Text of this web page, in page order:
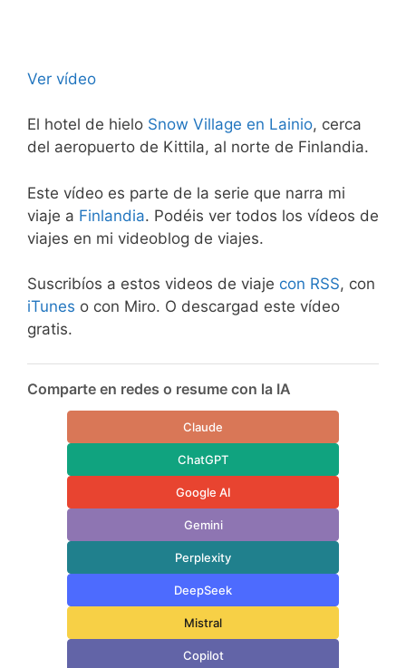
Ver vídeo
El hotel de hielo Snow Village en Lainio, cerca
del aeropuerto de Kittila, al norte de Finlandia.
Este vídeo es parte de la serie que narra mi
viaje a Finlandia. Podéis ver todos los vídeos de
viajes en mi videoblog de viajes.
Suscribíos a estos videos de viaje con RSS, con
iTunes o con Miro. O descargad este vídeo
gratis.
Comparte en redes o resume con la IA
Claude
ChatGPT
Google AI
Gemini
Perplexity
DeepSeek
Mistral
Copilot